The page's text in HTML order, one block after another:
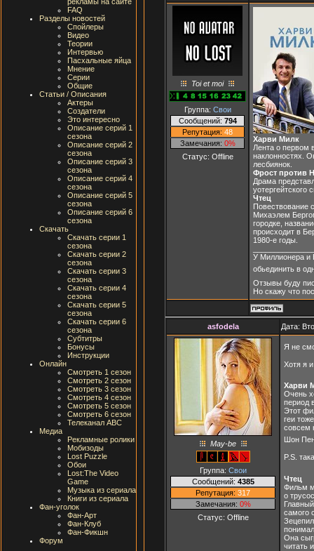
FAQ
Разделы новостей
Спойлеры
Видео
Теории
Интервью
Пасхальные яйца
Мнение
Серии
Общие
Статьи / Описания
Актеры
Создатели
Это интересно
Описание серий 1
сезона
Описание серий 2
сезона
Описание серий 3
сезона
Описание серий 4
сезона
Описание серий 5
сезона
Описание серий 6
сезона
Скачать
Скачать серии 1
сезона
Скачать серии 2
сезона
Скачать серии 3
сезона
Скачать серии 4
сезона
Скачать серии 5
сезона
Скачать серии 6
сезона
Субтитры
Бонусы
Инструкции
Онлайн
Смотреть 1 сезон
Смотреть 2 сезон
Смотреть 3 сезон
Смотреть 4 сезон
Смотреть 5 сезон
Смотреть 6 сезон
Телеканал ABC
Медиа
Рекламные ролики
Мобизоды
Lost Puzzle
Обои
Lost:The Video
Game
Музыка из сериала
Книги из сериала
Фан-уголок
Фан-Арт
Фан-Клуб
Фан-Фикшн
Форум
Toi et moi
Группа: Свои
Сообщений: 794
Репутация: 48
Замечания: 0%
Статус: Offline
Харви Милк
Лента о первом
наклонностях.
лесбиянок.
Фрост против
Драма
Чтец
Повествование
Михаэлем
городке,
происходит в
1980-е годы.
У Миллионера и
обьединить в
Отзывы буду
Но скажу что
asfodela Дата:
May-be
Группа: Свои
Сообщений: 4385
Репутация: 317
Замечания: 0%
Статус: Offline
Я не
Хотя я
Харви
Очень
период
Этот
геи
совсем
Шон
P.S.
Чтец
Фильм
о
самого
Она
читать